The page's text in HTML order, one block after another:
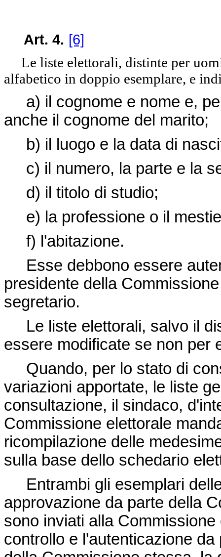
Art. 4. [6]
Le liste elettorali, distinte per
alfabetico in doppio esemplare, e
a) il cognome e nome e,
anche il cognome del marito;
b) il luogo e la data di
c) il numero, la parte e la
d) il titolo di studio;
e) la professione o il
f) l'abitazione.
Esse debbono essere
presidente della
segretario.
Le liste elettorali, salvo il
essere modificate se non per
Quando, per lo stato di
variazioni apportate, le liste
consultazione, il sindaco,
Commissione elettorale
ricompilazione delle
sulla base dello schedario
Entrambi gli esemplari
approvazione da parte della
sono inviati alla
controllo e l'autenticazione